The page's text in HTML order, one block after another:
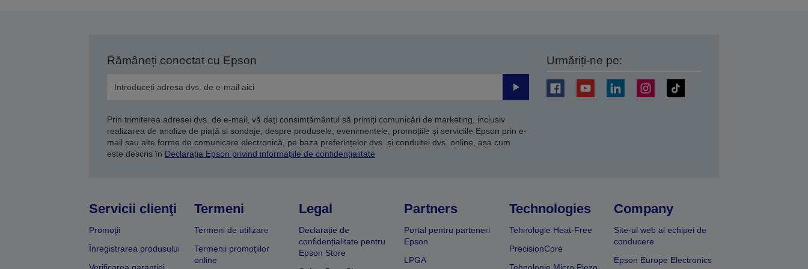
Rămâneți conectat cu Epson
Trimiteți
Prin trimiterea adresei dvs. de e-mail, vă dați consimțământul să primiți comunicări de marketing, inclusiv
realizarea de analize de piață și sondaje, despre produsele, evenimentele, promoțiile și serviciile Epson prin e-
mail sau alte forme de comunicare electronică, pe baza preferințelor dvs. și conduitei dvs. online, așa cum
este descris în Declarația Epson privind informațiile de confidențialitate
Urmăriți-ne pe:
Servicii clienţi
Promoţii
Înregistrarea produsului
Termeni
Termeni de utilizare
Termenii promoțiilor
online
Legal
Declarație de
confidențialitate pentru
Epson Store
Partners
Portal pentru parteneri
Epson
LPGA
Technologies
Tehnologie Heat-Free
PrecisionCore
Company
Site-ul web al echipei de
conducere
Epson Europe Electronics